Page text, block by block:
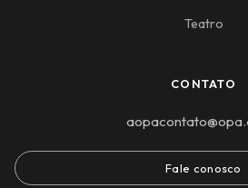
Teatro
CONTATO
Fale conosco